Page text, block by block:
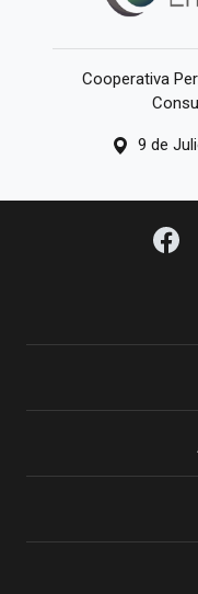
Cooperativa
9 de